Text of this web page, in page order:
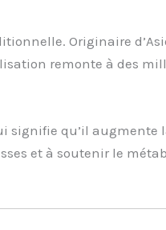
Originaire
remonte à des
signifie qu’il
et à soutenir le